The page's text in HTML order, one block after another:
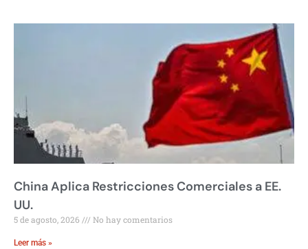
China Aplica Restricciones Comerciales a EE.
UU.
5 de agosto, 2026 No hay comentarios
Leer más »